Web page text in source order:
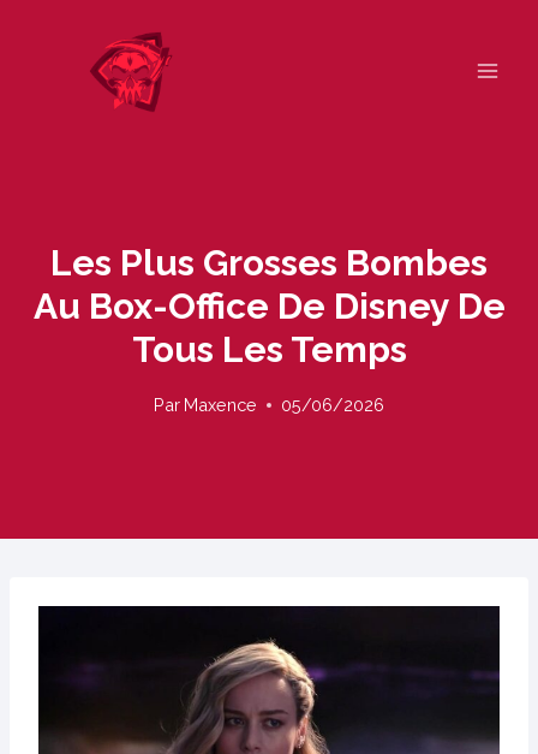
Les Plus Grosses Bombes
Au Box-Office De Disney De
Tous Les Temps
Par Maxence 05/06/2026